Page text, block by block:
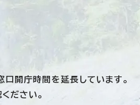
開庁時間を延長しています。
ださい。